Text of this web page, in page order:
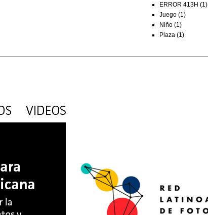
ERROR 413H (1)
Juego (1)
Niño (1)
Plaza (1)